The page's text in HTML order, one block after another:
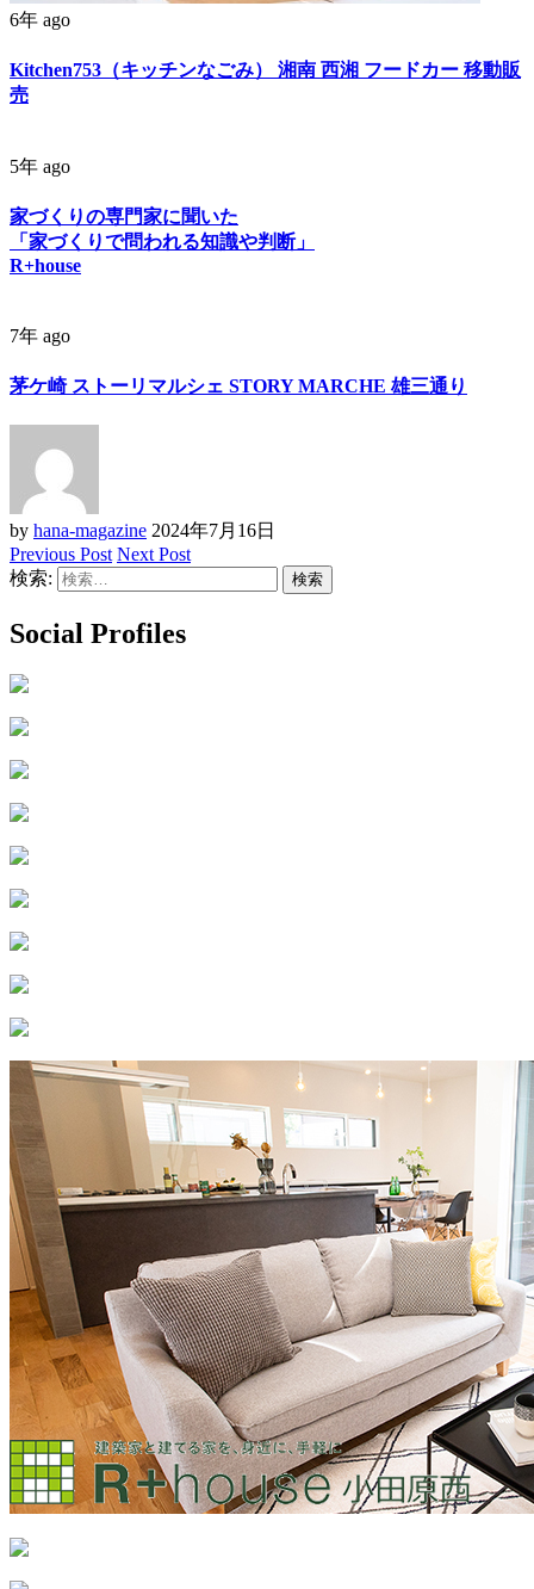
6年 ago
Kitchen753（キッチンなごみ） 湘南 西湘 フードカー 移動販
売
5年 ago
家づくりの専門家に聞いた
「家づくりで問われる知識や判断」
R+house
7年 ago
茅ケ崎 ストーリマルシェ STORY MARCHE 雄三通り
by hana-magazine 2024年7月16日
Previous Post Next Post
検索:
Social Profiles